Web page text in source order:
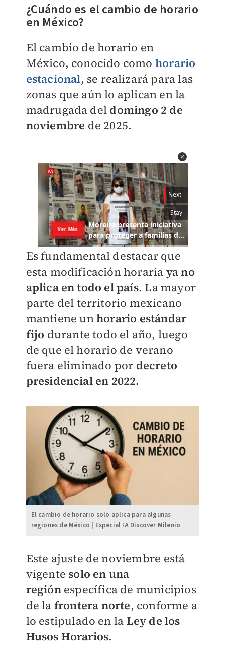
¿Cuándo es el cambio de horario
en México?
El cambio de horario en
México, conocido como horario
estacional, se realizará para las
zonas que aún lo aplican en la
madrugada del domingo 2 de
noviembre de 2025.
Es fundamental destacar que
esta modificación horaria ya no
aplica en todo el país. La mayor
parte del territorio mexicano
mantiene unhorario estándar
fijo durante todo el año, luego
de que el horario de verano
fuera eliminado por decreto
presidencial en 2022.
El cambio de horario solo aplica para algunas
regiones de México | Especial IA Discover Milenio
Este ajuste de noviembre está
vigente solo en una
región específica de municipios
de la frontera norte, conforme a
lo estipulado en la Ley de los
Husos Horarios.